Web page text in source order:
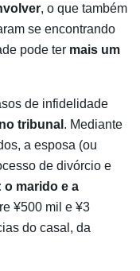
, o que também
se encontrando
pode ter mais um
de infidelidade
tribunal . Mediante
a esposa (ou
de divórcio e
o marido e a
¥500 mil e ¥3
do casal, da